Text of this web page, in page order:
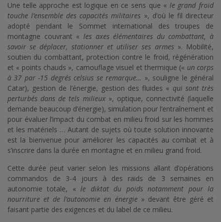
Une telle approche est logique en ce sens que « le grand froid
touche l’ensemble des capacités militaires », d’où le fil directeur
adopté pendant le Sommet international des troupes de
montagne couvrant « les axes élémentaires du combattant, à
savoir se déplacer, stationner et utiliser ses armes». Mobilité,
soutien du combattant, protection contre le froid, régénération
et « points chauds », camouflage visuel et thermique (« un corps
à 37 par -15 degrés celsius se remarque… », souligne le général
Catar), gestion de l’énergie, gestion des fluides « qui sont très
perturbés dans de tels milieux», optique, connectivité (laquelle
demande beaucoup d’énergie), simulation pour l’entraînement et
pour évaluer l’impact du combat en milieu froid sur les hommes
et les matériels … Autant de sujets où toute solution innovante
est la bienvenue pour améliorer les capacités au combat et à
s’inscrire dans la durée en montagne et en milieu grand froid.
Cette durée peut varier selon les missions allant d’opérations
commandos de 3-4 jours à des raids de 3 semaines en
autonomie totale, «le diktat du poids notamment pour la
nourriture et de l’autonomie en énergie» devant être géré et
faisant partie des exigences et du label de ce milieu.